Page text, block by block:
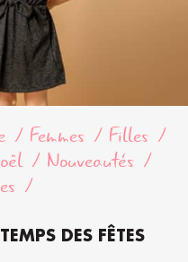
Femmes
Filles
Nouveautés
DES FÊTES